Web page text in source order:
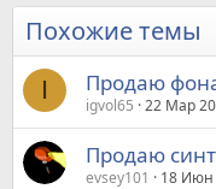
Похожие темы
I Продаю
igvol65 22 Мар
Продаю
evsey101 18 Июн